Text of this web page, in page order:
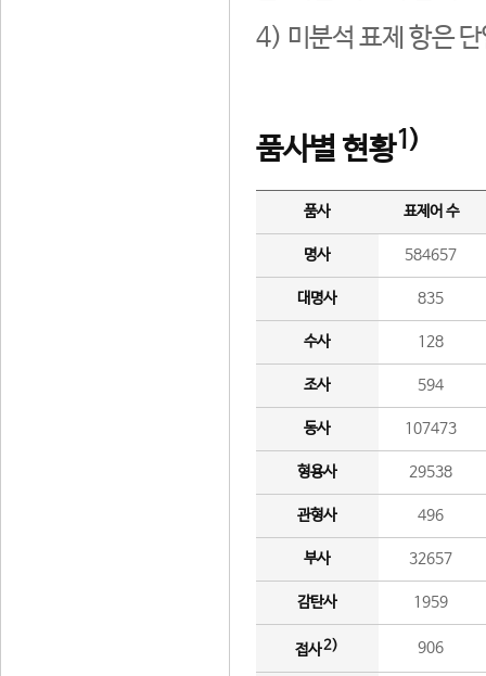
4) 미분석 표제 항은
품사별 현황1)
품사 표제어 수
명사 584657
대명사 835
수사 128
조사 594
동사 107473
형용사 29538
관형사 496
부사 32657
감탄사 1959
접사2) 906